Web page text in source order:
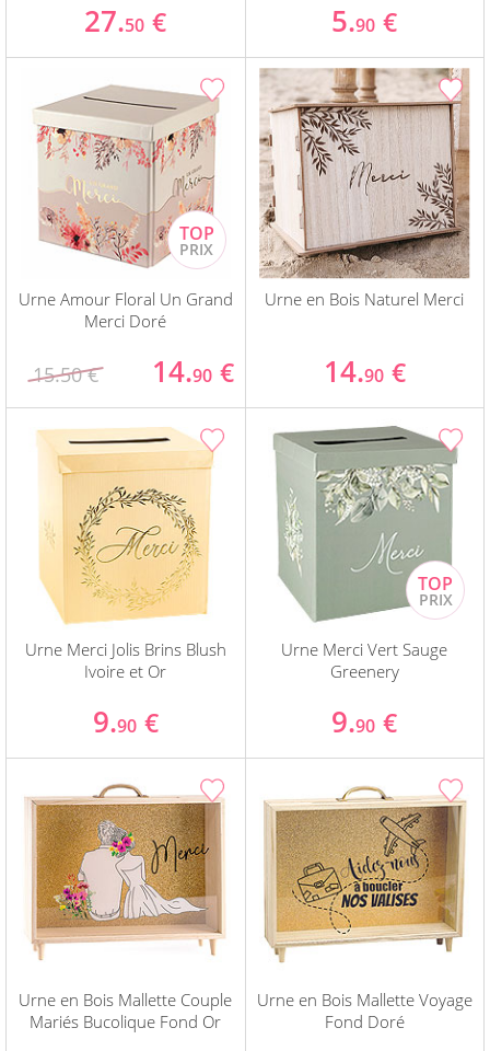
27.50 € 5.90 €
Urne Amour Floral Un Grand
Merci Doré
15.50 € 14.90 €
Urne en Bois Naturel Merci
14.90 €
Urne Merci Jolis Brins Blush
Ivoire et Or
9.90 €
Urne Merci Vert Sauge
Greenery
9.90 €
Urne en Bois Mallette Couple
Mariés Bucolique Fond Or
Urne en Bois Mallette Voyage
Fond Doré